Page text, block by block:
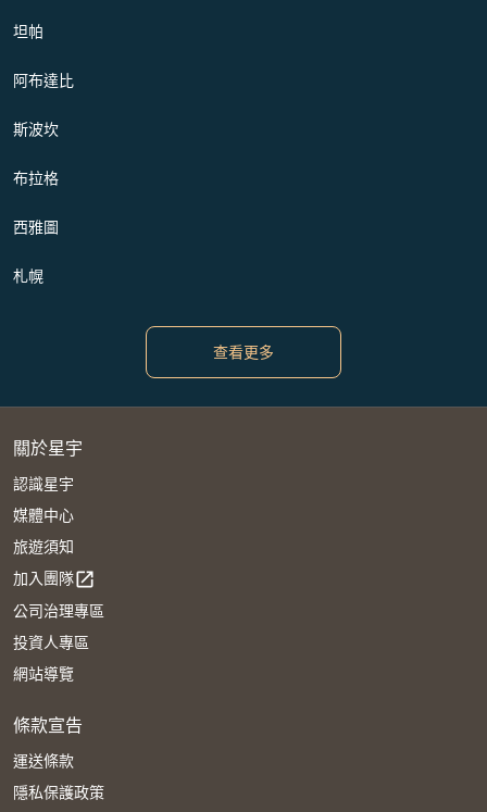
坦帕
阿布達比
斯波坎
布拉格
西雅圖
札幌
查看更多
關於星宇
認識星宇
媒體中心
旅遊須知
加入團隊open_in_new
公司治理專區
投資人專區
網站導覽
條款宣告
運送條款
隱私保護政策